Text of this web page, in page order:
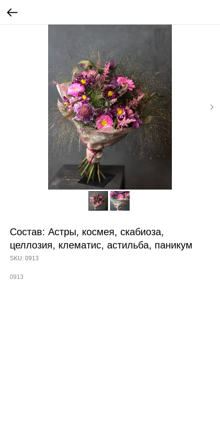
Состав: Астры, космея, скабиоза,
целлозия, клематис, астильба, паникум
SKU: 0913
0913